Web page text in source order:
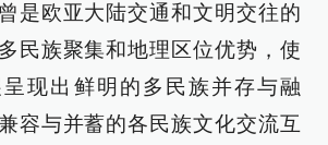
是欧亚大陆交通和文明交往的
民族聚集和地理区位优势，使
现出鲜明的多民族并存与融
容与并蓄的各民族文化交流互